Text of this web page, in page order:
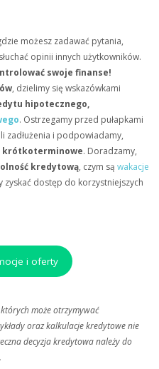
możesz zadawać pytania,
opinii innych użytkowników.
swoje finanse!
, dzielimy się wskazówkami
hipotecznego,
. Ostrzegamy przed pułapkami
zadłużenia i podpowiadamy,
krótkoterminowe. Doradzamy,
kredytową, czym sąwakacje
zyskać dostęp do korzystniejszych
i oferty
może otrzymywać
oraz kalkulacje kredytowe nie
decyzja kredytowa należy do